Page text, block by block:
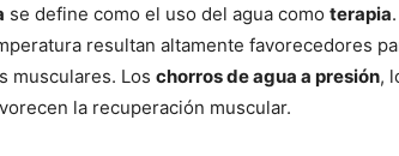
se define como el uso del agua como terapia
resultan altamente favorecedores
musculares. Los chorros de agua a presión,
la recuperación muscular.